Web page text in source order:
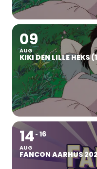
09
AUG
KIKI DEN LILLE HEKS
14
AUG
16
FANCON AARHUS